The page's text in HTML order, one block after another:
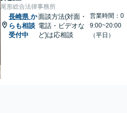
尾形総合法律事務所
長崎県 か
らも相談
受付中
面談方法(対面・
電話・ビデオな
ど)は応相談
営業時間：0
9:00~20:00
（平日）